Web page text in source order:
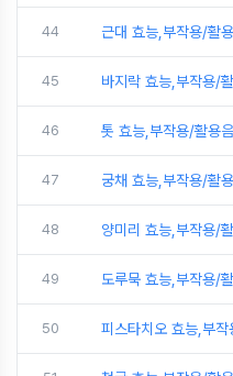
44 근대 효능,부작용/활
45 바지락 효능,부작용/
46 톳 효능,부작용/활용
47 궁채 효능,부작용/활
48 양미리 효능,부작용/
49 도루묵 효능,부작용/
50 피스타치오 효능,부